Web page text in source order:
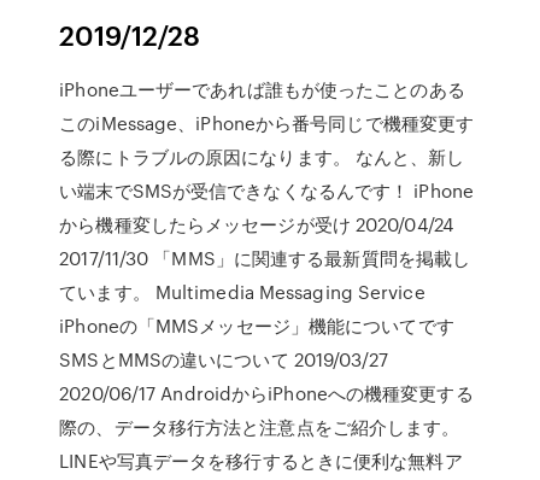
2019/12/28
iPhoneユーザーであれば誰もが使ったことのある
このiMessage、iPhoneから番号同じで機種変更す
る際にトラブルの原因になります。 なんと、新し
い端末でSMSが受信できなくなるんです！ iPhone
から機種変したらメッセージが受け 2020/04/24
2017/11/30 「MMS」に関連する最新質問を掲載し
ています。 Multimedia Messaging Service
iPhoneの「MMSメッセージ」機能についてです
SMSとMMSの違いについて 2019/03/27
2020/06/17 AndroidからiPhoneへの機種変更する
際の、データ移行方法と注意点をご紹介します。
LINEや写真データを移行するときに便利な無料ア